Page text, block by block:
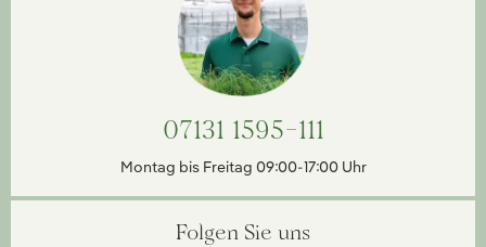
07131 1595-111
Montag bis Freitag 09:00-17:00 Uhr
Folgen Sie uns